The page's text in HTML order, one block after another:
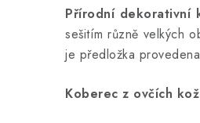
Přírodní dekorativní
sešitím různě velkých
je předložka
Koberec z ovčích